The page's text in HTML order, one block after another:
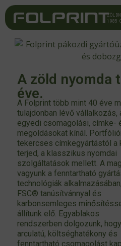
1985
A zöld nyomda
éve.
A Folprint több mint 40 éve
tulajdonban lévő vállalkozás,
egyedi csomagolási, címke-
megoldásokat kínál.
tekercses címkegyártástól a
terjed, a klasszikus nyomdai
szolgáltatások mellett. A
vagyunk a fenntartható
technológiák
FSC® tanúsítvánnyal és
karbonsemleges
állítunk elő. Egyablakos
rendszerben dolgozunk,
arculatú, költséghatékony és
fenntartható csomagolást